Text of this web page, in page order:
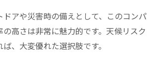
ドアや災害時の備えとして、このコンパ
の高さは非常に魅力的です。天候リスク
、大変優れた選択肢です。